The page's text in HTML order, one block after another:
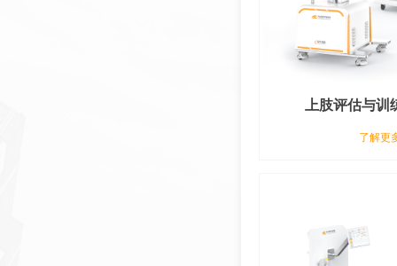
上肢评估与训
了解更